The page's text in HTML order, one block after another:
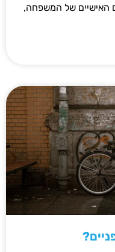
האישיים של המשפחה,